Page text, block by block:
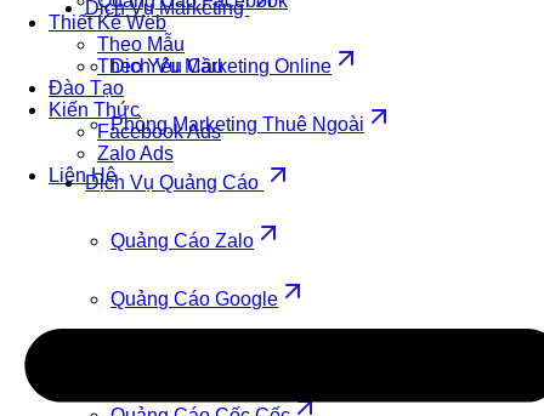
Thiết Kế Web
Theo Mẫu
Theo Yêu Cầu
Đào Tạo
Kiến Thức
Facebook Ads
Zalo Ads
Liên Hệ
Dịch Vụ Marketing
Dịch Vụ Marketing Online
Phòng Marketing Thuê Ngoài
Dịch Vụ Quảng Cáo
Quảng Cáo Zalo
Quảng Cáo Google